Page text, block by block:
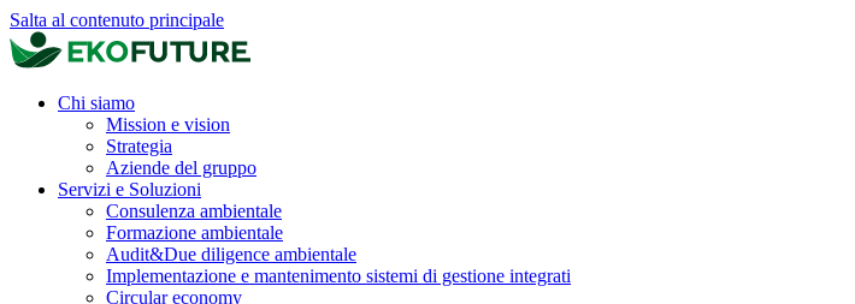
Salta al contenuto principale
Chi siamo
Mission e vision
Strategia
Aziende del gruppo
Servizi e Soluzioni
Consulenza ambientale
Formazione ambientale
Audit&Due diligence ambientale
Implementazione e mantenimento sistemi di gestione integrati
Circular economy